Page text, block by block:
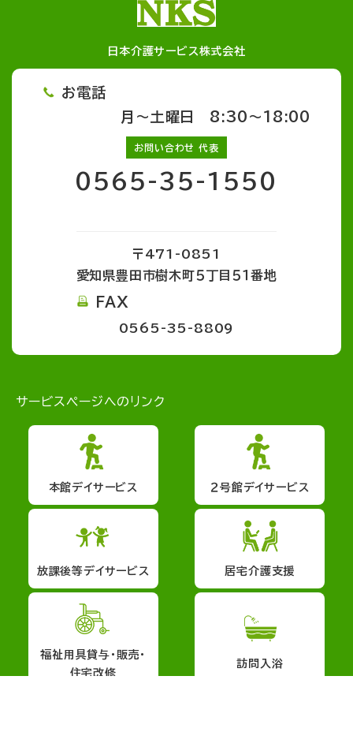
日本介護サービス株式会社
お電話
月～土曜日 8:30～18:00
お問い合わせ 代表
0565-35-1550
〒471-0851
愛知県豊田市樹木町５丁目５１番地
FAX
0565-35-8809
サービスページへのリンク
本館デイサービス ２号館デイサービス
放課後等デイサービス 居宅介護支援
福祉用具貸与・販売・
住宅改修
訪問入浴